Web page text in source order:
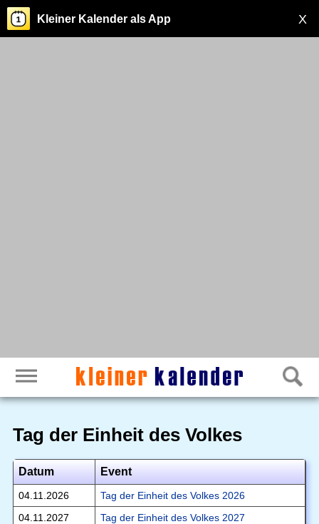
X
Kleiner Kalender als App
Tag der Einheit des Volkes
Datum Event
04.11.2026
Tag der Einheit des Volkes 2026
04.11.2027
Tag der Einheit des Volkes 2027